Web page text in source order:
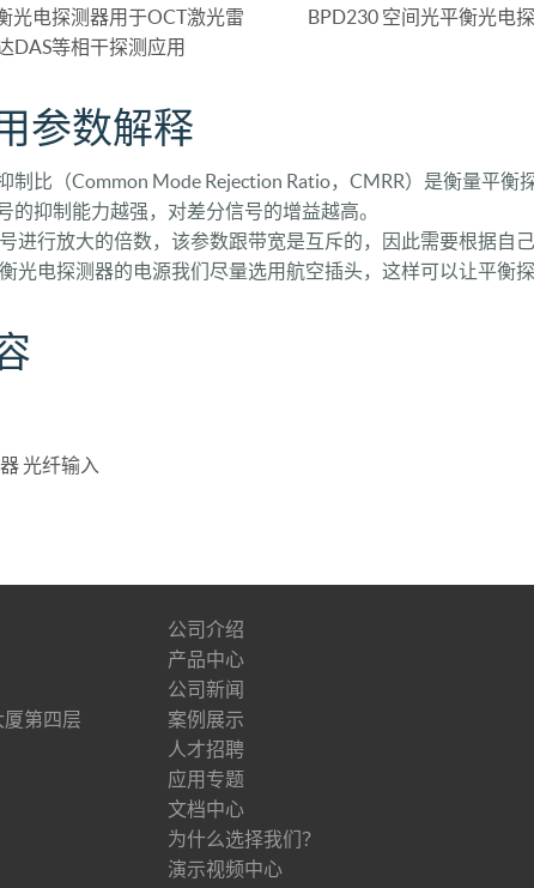
光电探测器用于OCT激光雷
DAS等相干探测应用
BPD230 空间光平衡光电
参数解释
制比（Common Mode Rejection Ratio，CMRR）是衡量平
抑制能力越强，对差分信号的增益越高。
进行放大的倍数，该参数跟带宽是互斥的，因此需要根据自
光电探测器的电源我们尽量选用航空插头，这样可以让平衡
光纤输入
第四层
公司介绍
产品中心
公司新闻
案例展示
人才招聘
应用专题
文档中心
为什么选择我们？
演示视频中心